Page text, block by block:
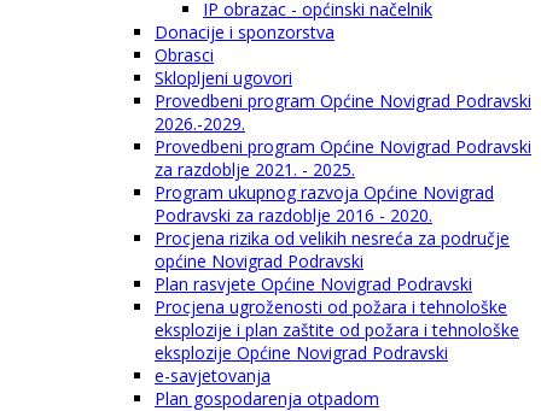
IP obrazac - općinski načelnik
Donacije i sponzorstva
Obrasci
Sklopljeni ugovori
Provedbeni program Općine Novigrad Podravski
2026.-2029.
Provedbeni program Općine Novigrad Podravski
za razdoblje 2021. - 2025.
Program ukupnog razvoja Općine Novigrad
Podravski za razdoblje 2016 - 2020.
Procjena rizika od velikih nesreća za područje
općine Novigrad Podravski
Plan rasvjete Općine Novigrad Podravski
Procjena ugroženosti od požara i tehnološke
eksplozije i plan zaštite od požara i tehnološke
eksplozije Općine Novigrad Podravski
e-savjetovanja
Plan gospodarenja otpadom